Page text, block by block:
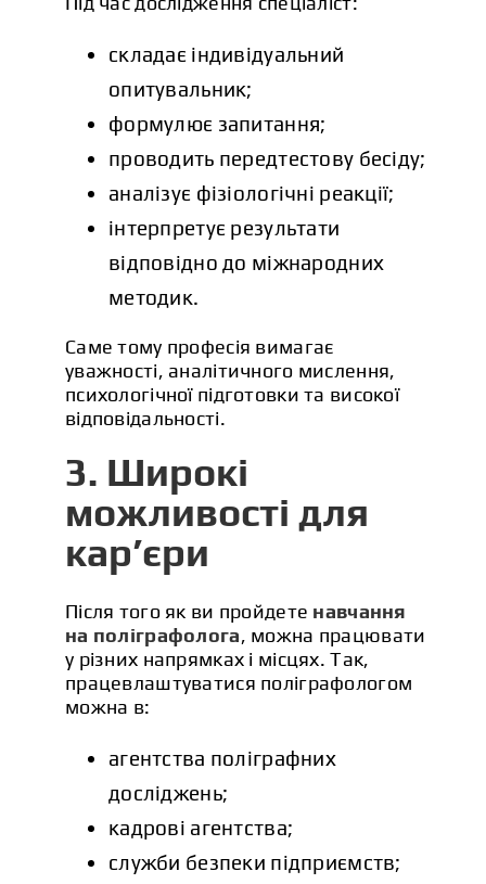
складає індивідуальний
опитувальник;
формулює запитання;
проводить передтестову бесіду;
аналізує фізіологічні реакції;
інтерпретує результати
відповідно до міжнародних
методик.
Саме тому професія вимагає
уважності, аналітичного мислення,
психологічної підготовки та високої
відповідальності.
3. Широкі
можливості для
кар’єри
Після того як ви пройдете навчання
на поліграфолога, можна працювати
у різних напрямках і місцях. Так,
працевлаштуватися поліграфологом
можна в:
агентства поліграфних
досліджень;
кадрові агентства;
служби безпеки підприємств;